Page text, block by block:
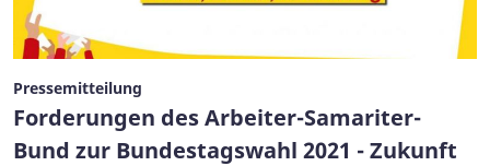
Pressemitteilung
Forderungen des Arbeiter-Samariter-
Bund zur Bundestagswahl 2021 - Zukunft